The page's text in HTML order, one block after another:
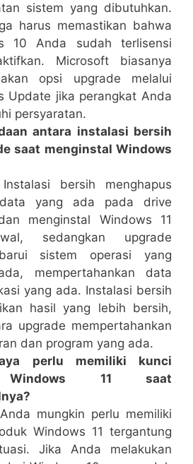
sistem yang dibutuhkan.
harus memastikan bahwa
10 Anda sudah terlisensi
Microsoft biasanya
opsi upgrade melalui
Update jika perangkat Anda
persyaratan.
antara instalasi bersih
saat menginstal Windows
Instalasi bersih menghapus
yang ada pada drive
menginstal Windows 11
sedangkan upgrade
sistem operasi yang
mempertahankan data
yang ada. Instalasi bersih
hasil yang lebih bersih,
upgrade mempertahankan
dan program yang ada.
perlu memiliki kunci
Windows 11 saat
Anda mungkin perlu memiliki
Windows 11 tergantung
Jika Anda melakukan